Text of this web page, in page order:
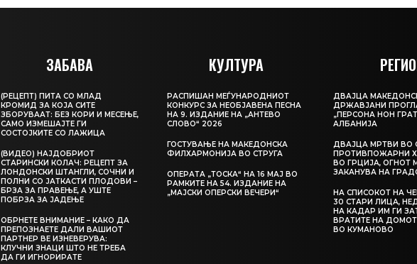
ЗАБАВА
(РЕЦЕПТ) ПИТА СО МЛАД
КРОМИД ЗА КОЈА СИТЕ
ЗБОРУВААТ: БЕЗ КОРИ И МЕСЕЊЕ,
САМО ИЗМЕШАЈТЕ ГИ
СОСТОЈКИТЕ СО ЛАЖИЦА
(ВИДЕО) НАЈДОБРИОТ
СТАРИНСКИ КОЛАЧ: РЕЦЕПТ ЗА
ЛОНДОНСКИ ШТАНГЛИ, СОЧНИ И
ПОЛНИ СО ЈАТКАСТИ ПЛОДОВИ –
БРЗА ЗА ПРАВЕЊЕ, А УШТЕ
ПОБРЗА ЗА ЈАДЕЊЕ
ОБРНЕТЕ ВНИМАНИЕ – КАКО ДА
ПРЕПОЗНАЕТЕ ДАЛИ ВАШИОТ
ПАРТНЕР ВЕ ИЗНЕВЕРУВА:
КЛУЧНИ ЗНАЦИ ШТО НЕ ТРЕБА
ДА ГИ ИГНОРИРАТЕ
КУЛТУРА
РАСПИШАН МЕЃУНАРОДНИОТ
КОНКУРС ЗА НЕОБЈАВЕНА ПЕСНА
НА 9. ИЗДАНИЕ НА „АНТЕВО
СЛОВО“ 2026
ГОСТУВАЊЕ НА МАКЕДОНСКА
ФИЛХАРМОНИЈА ВО СТРУГА
ОПЕРАТА „ТОСКА“ НА 16 МАЈ ВО
РАМКИТЕ НА 54. ИЗДАНИЕ НА
„МАЈСКИ ОПЕРСКИ ВЕЧЕРИ“
ДВАЈЦА
ДРЖАВЈАНИ
„ПЕРСОНА НОН
АЛБАНИЈА
ДВАЈЦА МРТВИ ВО
ПРОТИВПОЖАРНИ
ВО ГРЦИЈА, ОГНОТ
ЗАКАНУВА НА
НА СПИСОКОТ НА
30 СТАРИ ЛИЦА,
НА КАДАР ИМ ГИ
ВРАТИТЕ НА ДОМОТ
ВО КУМАНОВО